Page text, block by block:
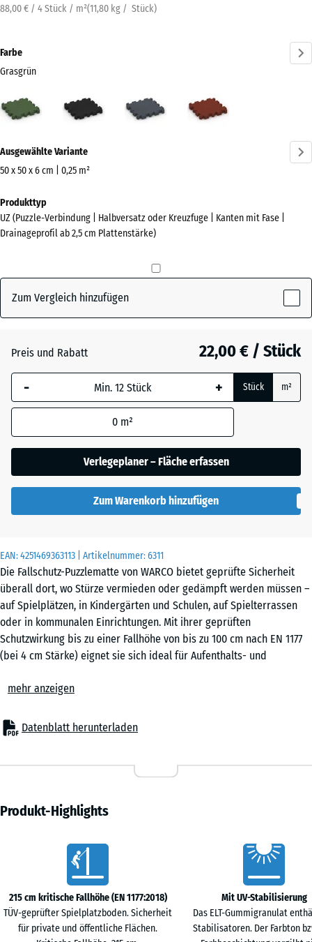
88,00 € / 4 Stück / m²(11,80 kg / Stück)
EAN:4251469363113 | Artikelnummer:6311
Die Fallschutz-Puzzlematte von WARCO bietet geprüfte Sicherheit
überall dort, wo Stürze vermieden oder gedämpft werden müssen –
auf Spielplätzen, in Kindergärten und Schulen, auf Spielterrassen
oder in kommunalen Einrichtungen. Mit ihrer geprüften
Schutzwirkung bis zu einer Fallhöhe von bis zu 100 cm nach EN 1177
(bei 4 cm Stärke) eignet sie sich ideal für Aufenthalts- und
Spielflächen. Auch in Senioreneinrichtungen, in der Rehabilitation
bewährter Bodenbelag, der Sicherheit, Komfort und
Wirtschaftlichkeit verbindet.
– Spielbereiche für kleine Kinder, Balancier- und Bewegungszonen
– Terrassen mit Spielgeräten oder Aufenthaltsbereichen
– Fitness- und Outdoor-Fitnessanlagen
therapeutische Räume
Material & Aufbau
Die Platten bestehen aus PU-gebundenem Gummigranulat. Die
elastische, rutschhemmende Oberfläche ist robust und dauerhaft
belastbar. Erhältlich in 3 oder 4 cm Stärke, bieten die Puzzlematten
mehr anzeigen
Datenblatt herunterladen
Farbe
Grasgrün
Grasgrün
(active)
Schiefergrau
Informationen
zu
Farben?
Farbpalette
Grasgrün(active)
- 0,60 €
Ausgewählte Variante
50 x 50 x 6 cm | 0,25 m²
Abmessungen
für
den
x
540
Die gewählte, blau
umrandete
Abmessung wird
Produktdaten nicht
anders angegeben)
für die
Bedarfsberechnung
x
50
x 6
cm
|
0,25
m²
x
50
0,25
- 12,90 €
50
x 3
- 10,30 €
Produkttyp
UZ (Puzzle-Verbindung | Halbversatz oder Kreuzfuge | Kanten mit Fase |
Drainageprofil ab 2,5 cm Plattenstärke)
Zum Vergleich hinzufügen
Preis und Rabatt 22,00 € / Stück
- + Stück m²
0 m²
Verlegeplaner – Fläche erfassen
Zum Warenkorb hinzufügen
Produkt-Highlights
215 cm kritische Fallhöhe (EN 1177:2018)
TÜV-geprüfter Spielplatzboden. Sicherheit
für private und öffentliche Flächen.
Mit UV-Stabilisierung
Das ELT-Gummigranulat
Stabilisatoren. Der Farbton